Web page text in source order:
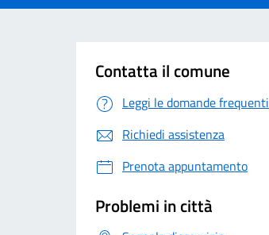
Contatta il comune
Leggi le domande frequenti
Richiedi assistenza
Prenota appuntamento
Problemi in città